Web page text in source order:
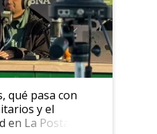
qué pasa con
y el
en La Posta